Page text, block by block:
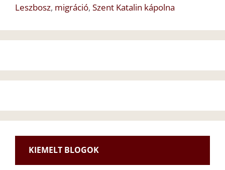
Leszbosz, migráció, Szent Katalin kápolna
KIEMELT BLOGOK